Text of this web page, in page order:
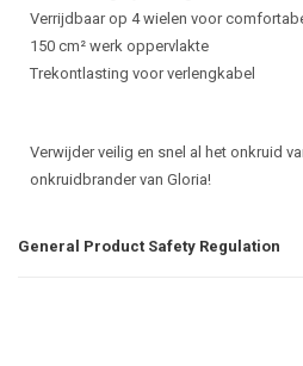
Verrijdbaar op 4 wielen voor
150 cm² werk oppervlakte
Trekontlasting voor verlengkabel
Verwijder veilig en snel al het onkruid
onkruidbrander van Gloria!
General Product Safety Regulation